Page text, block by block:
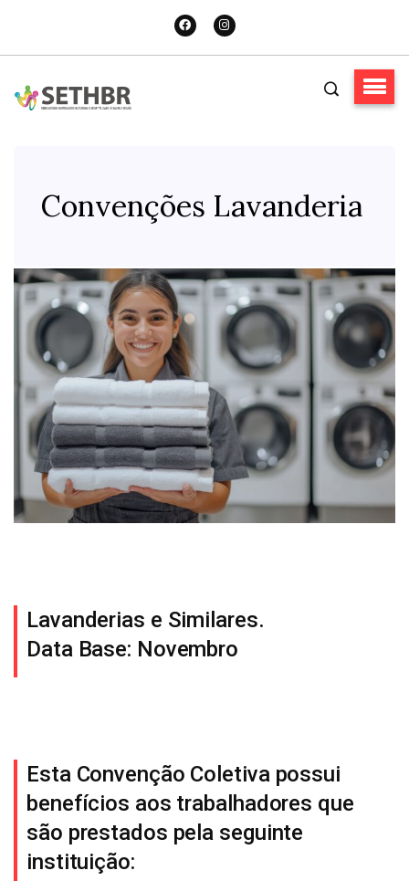
Convenções Lavanderia
Lavanderias e Similares.
Data Base: Novembro
Esta Convenção Coletiva possui
benefícios aos trabalhadores que
são prestados pela seguinte
instituição: